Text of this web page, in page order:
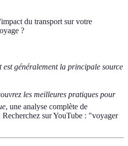
du transport sur votre
?
généralement la principale source
les meilleures pratiques pour
, une analyse complète de
sur YouTube : "voyager